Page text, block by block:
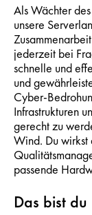
Als Wächter
unsere
jederzeit bei
schnelle und
und
Cyber-
Infrastrukturen
gerecht zu
Wind. Du wirkst
passende
Das bist du